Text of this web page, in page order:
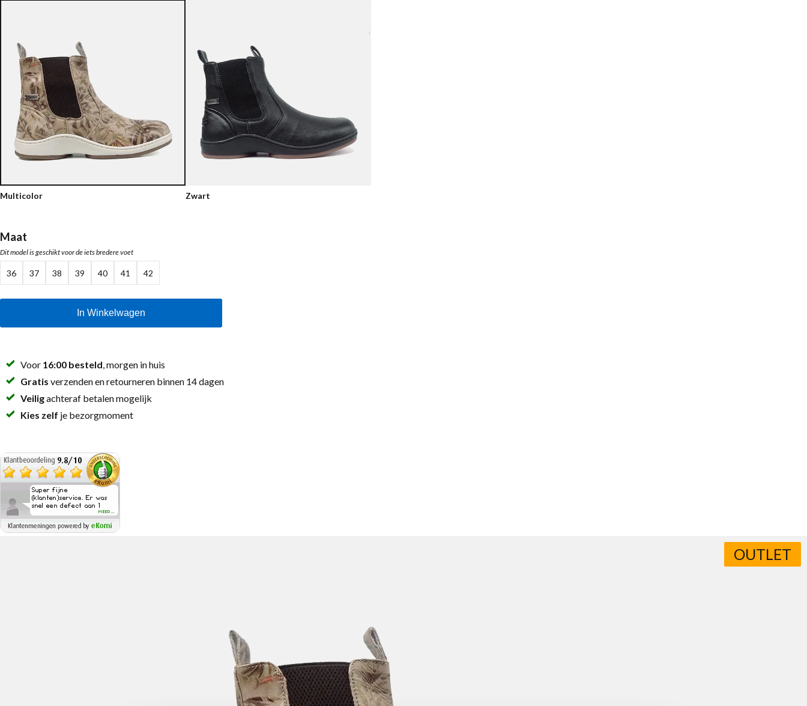
Multicolor Zwart
Maat
Dit model is geschikt voor de iets bredere voet
36 37 38 39 40 41 42
In Winkelwagen
Voor 16:00 besteld , morgen in huis
Gratis verzenden en retourneren binnen 14 dagen
Veiligachteraf betalen mogelijk
Kies zelf je bezorgmoment
OUTLET